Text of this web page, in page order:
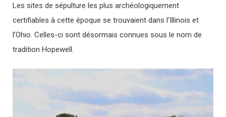
Les sites de sépulture les plus archéologiquement
certifiables à cette époque se trouvaient dans l’Illinois et
l’Ohio. Celles-ci sont désormais connues sous le nom de
tradition Hopewell.